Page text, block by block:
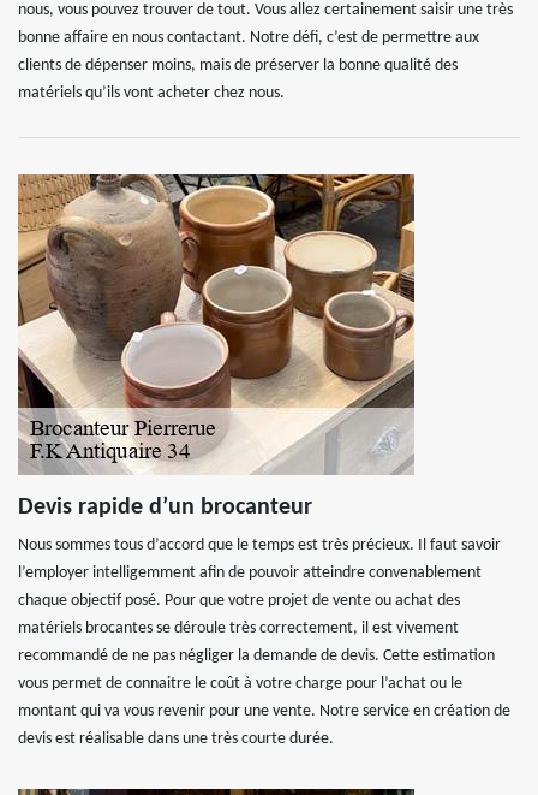
nous, vous pouvez trouver de tout. Vous allez certainement saisir une très
bonne affaire en nous contactant. Notre défi, c’est de permettre aux
clients de dépenser moins, mais de préserver la bonne qualité des
matériels qu’ils vont acheter chez nous.
Devis rapide d’un brocanteur
Nous sommes tous d’accord que le temps est très précieux. Il faut savoir
l’employer intelligemment afin de pouvoir atteindre convenablement
chaque objectif posé. Pour que votre projet de vente ou achat des
matériels brocantes se déroule très correctement, il est vivement
recommandé de ne pas négliger la demande de devis. Cette estimation
vous permet de connaitre le coût à votre charge pour l’achat ou le
montant qui va vous revenir pour une vente. Notre service en création de
devis est réalisable dans une très courte durée.